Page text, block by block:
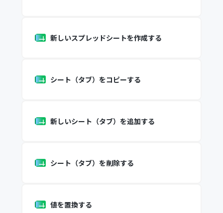
新しいスプレッドシートを作成する
シート（タブ）をコピーする
新しいシート（タブ）を追加する
シート（タブ）を削除する
値を置換する